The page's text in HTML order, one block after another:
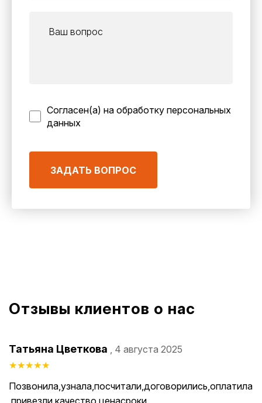
Согласен(а) на обработку персональных
данных
ЗАДАТЬ ВОПРОС
Отзывы клиентов о нас
Татьяна Цветкова , 4 августа 2025
★★★★★
Позвонила,узнала,посчитали,договорились,оплатила